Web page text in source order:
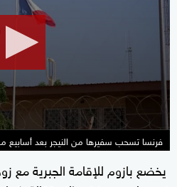
فرنسا تسحب سفيرها من النيجر بعد أسابيع
يخضع بازوم للإقامة الجبرية مع